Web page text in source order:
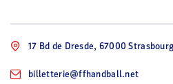
17 Bd de Dresde, 67000 Strasbourg
billetterie@ffhandball.net